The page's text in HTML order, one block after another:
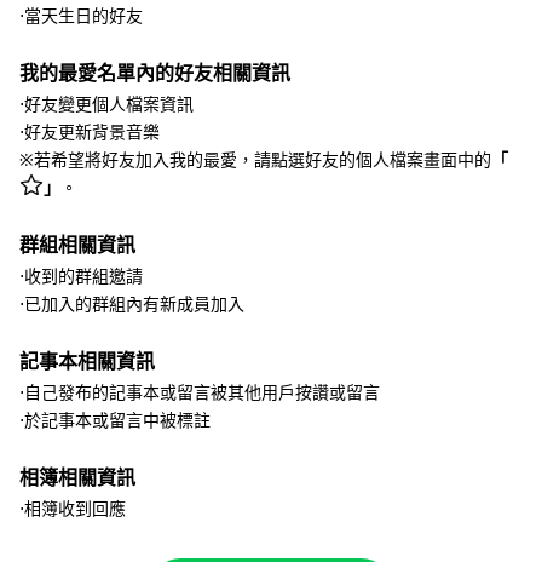
⋅當天生日的好友
我的最愛名單內的好友相關資訊
⋅好友變更個人檔案資訊
⋅好友更新背景音樂
※若希望將好友加入我的最愛，請點選好友的個人檔案畫面中的 「
」
。
群組相關資訊
⋅收到的群組邀請
⋅已加入的群組內有新成員加入
記事本相關資訊
⋅自己發布的記事本或留言被其他用戶按讚或留言
⋅於記事本或留言中被標註
相簿相關資訊
⋅相簿收到回應